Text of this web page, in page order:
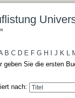
B C D E F G H J K L
geben Sie die ersten
nach: